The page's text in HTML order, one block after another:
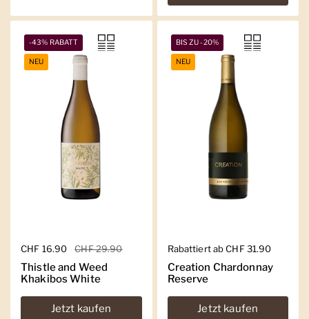
Regulärer Preis
CHF 16.90 Sale-Preis
CHF 29.90
Thistle and Weed
Khakibos White
Jetzt kaufen
-43% RABATT
NEU
Regulärer Preis
Rabattiert ab CHF 31.90
Creation Chardonnay
Reserve
Jetzt kaufen
BIS ZU -20%
NEU